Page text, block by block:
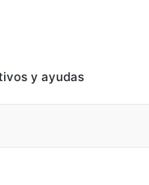
y ayudas